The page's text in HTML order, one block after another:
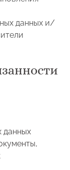
данных и/
данных